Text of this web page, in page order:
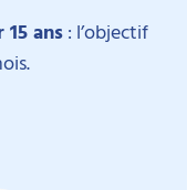
ans: l’objectif